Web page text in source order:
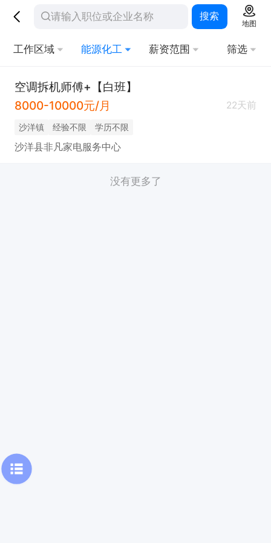
搜索
地图
工作区域 能源化工 薪资范围 筛选
空调拆机师傅+【白班】
8000-10000元/月
22天前
沙洋镇 经验不限 学历不限
沙洋县非凡家电服务中心
没有更多了